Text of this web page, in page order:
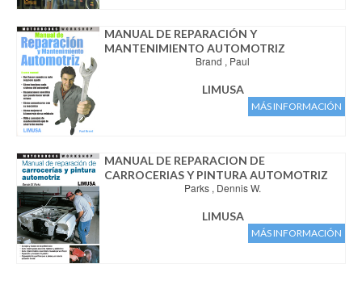
Condiciones del servicio
Política de privacidad
Cambios y devoluciones
MANUAL DE REPARACIÓN Y
MANTENIMIENTO AUTOMOTRIZ
Brand , Paul
LIMUSA
MÁS INFORMACIÓN
MANUAL DE REPARACION DE
CARROCERIAS Y PINTURA AUTOMOTRIZ
Parks , Dennis W.
LIMUSA
MÁS INFORMACIÓN